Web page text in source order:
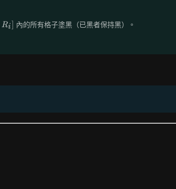
Ri
內的所有格子塗黑（已黑者保持黑）。